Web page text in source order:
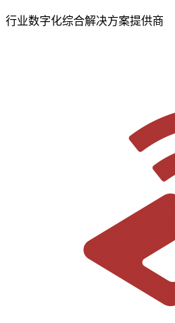
行业数字化综合解决方案提供商